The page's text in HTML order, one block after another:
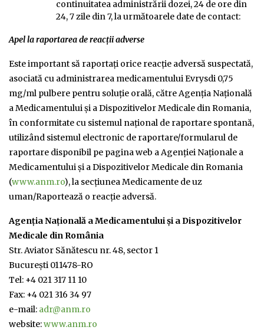
continuitatea administrării dozei, 24 de ore din
24, 7 zile din 7, la următoarele date de contact:
Apel la raportarea de reacţii adverse
Este important să raportaţi orice reacție adversă suspectată,
asociată cu administrarea medicamentului Evrysdi 0,75
mg/ml pulbere pentru soluție orală, către Agenţia Naţională
a Medicamentului şi a Dispozitivelor Medicale din Romania,
în conformitate cu sistemul naţional de raportare spontană,
utilizând sistemul electronic de raportare/formularul de
raportare disponibil pe pagina web a Agenţiei Naţionale a
Medicamentului şi a Dispozitivelor Medicale din Romania
(www.anm.ro), la secţiunea Medicamente de uz
uman/Raportează o reacţie adversă.
Agenţia Naţională a Medicamentului şi a Dispozitivelor
Medicale din România
Str. Aviator Sănătescu nr. 48, sector 1
București 011478-RO
Tel: +4 021 317 11 10
Fax: +4 021 316 34 97
e-mail: adr@anm.ro
website:www.anm.ro